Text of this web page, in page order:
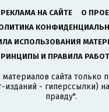
РЕКЛАМА НА САЙТЕ
О
ИСПОЛЬЗОВАНИЯ
И ПРАВИЛА
сайта только
изданий - гиперссылки)
правду".